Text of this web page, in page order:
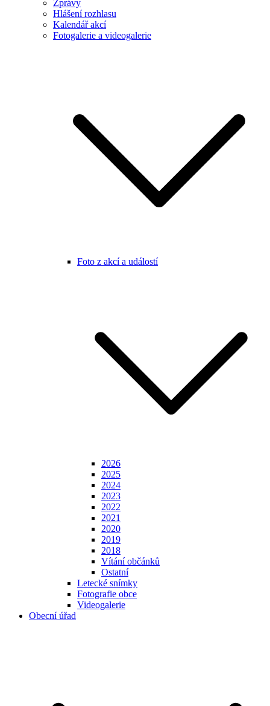
Zprávy
Hlášení rozhlasu
Kalendář akcí
Fotogalerie a videogalerie
Foto z akcí a událostí
2026
2025
2024
2023
2022
2021
2020
2019
2018
Vítání občánků
Ostatní
Letecké snímky
Fotografie obce
Videogalerie
Obecní úřad